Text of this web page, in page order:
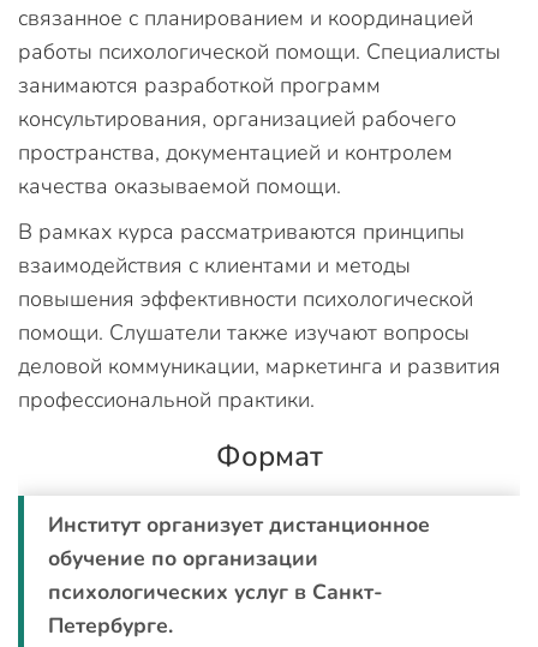
связанное с планированием и координацией
работы психологической помощи. Специалисты
занимаются разработкой программ
консультирования, организацией рабочего
пространства, документацией и контролем
качества оказываемой помощи.
В рамках курса рассматриваются принципы
взаимодействия с клиентами и методы
повышения эффективности психологической
помощи. Слушатели также изучают вопросы
деловой коммуникации, маркетинга и развития
профессиональной практики.
Формат
Институт организует дистанционное
обучение по организации
психологических услуг в Санкт-
Петербурге.